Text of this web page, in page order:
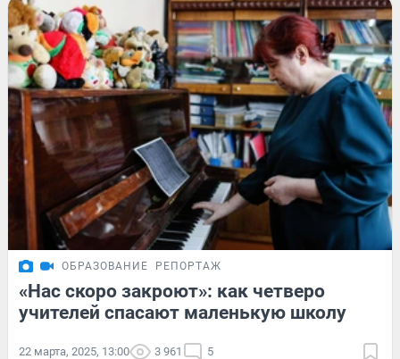
ОБРАЗОВАНИЕ РЕПОРТАЖ
«Нас скоро закроют»: как четверо
учителей спасают маленькую школу
22 марта, 2025, 13:00 3 961 5